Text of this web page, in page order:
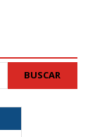
BUSCAR